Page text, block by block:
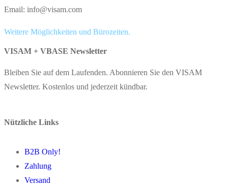
Email: info@visam.com
Weitere Möglichkeiten und Bürozeiten.
VISAM + VBASE Newsletter
Bleiben Sie auf dem Laufenden. Abonnieren Sie den VISAM
Newsletter. Kostenlos und jederzeit kündbar.
Nützliche Links
B2B Only!
Zahlung
Versand